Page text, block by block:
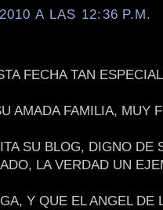
A LAS 12:36 P.M.
FECHA TAN
AMADA FAMILIA, MUY
SU BLOG, DIGNO DE
LA VERDAD UN
Y QUE EL ANGEL DE